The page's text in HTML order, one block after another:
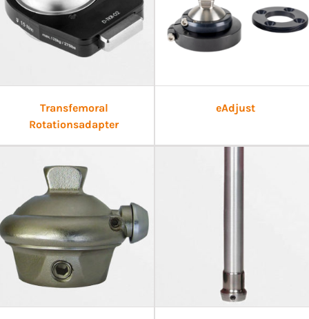
Transfemoral
Rotationsadapter
eAdjust